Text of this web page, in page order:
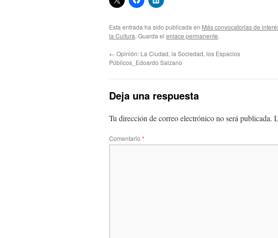
Esta entrada ha sido publicada en Más convocatorias de
la Cultura. Guarda el enlace permanente.
← Opinión: La Ciudad, la Sociedad, los Espacios
Públicos_Edoardo Salzano
Deja una respuesta
Tu dirección de correo electrónico no será publicada.
Comentario *